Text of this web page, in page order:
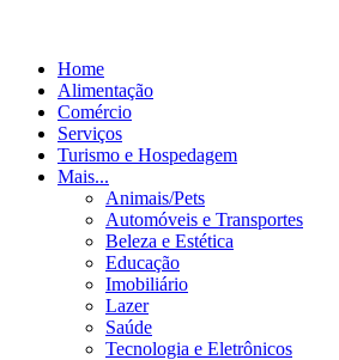
Home
Alimentação
Comércio
Serviços
Turismo e Hospedagem
Mais...
Animais/Pets
Automóveis e Transportes
Beleza e Estética
Educação
Imobiliário
Lazer
Saúde
Tecnologia e Eletrônicos